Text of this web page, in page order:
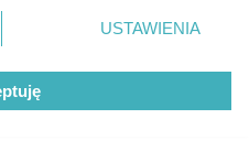
ustawień prywatności
rogu strony
nie wymagają zgody
sprzeciwić się takiemu
miały zastosowanie tylko
USTAWIENIA